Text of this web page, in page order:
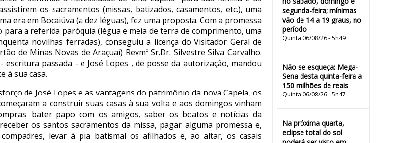
segunda-feira; mínimas
vão de 14 a 19 graus, no
período
Quinta 06/08/26 - 5h49
Não se esqueça: Mega-
Sena desta quinta-feira a
150 milhões de reais
Quinta 06/08/26 - 5h47
Na próxima quarta,
eclipse total do sol
os sacramentos (missas, batizados, casamentos, etc.), uma
era em Bocaiúva (a dez léguas), fez uma proposta. Com a promessa
a referida paróquia (légua e meia de terra de comprimento, uma
novilhas ferradas), conseguiu a licença do Visitador Geral de
de Minas Novas de Araçuaí) Revmº Sr.Dr. Silvestre Silva Carvalho.
escritura passada - e José Lopes , de posse da autorização, mandou
à sua casa.
de José Lopes e as vantagens do patrimônio da nova Capela, os
a construir suas casas à sua volta e aos domingos vinham
bater papo com os amigos, saber os boatos e notícias da
os santos sacramentos da missa, pagar alguma promessa e,
levar à pia batismal os afilhados e, ao altar, os casais